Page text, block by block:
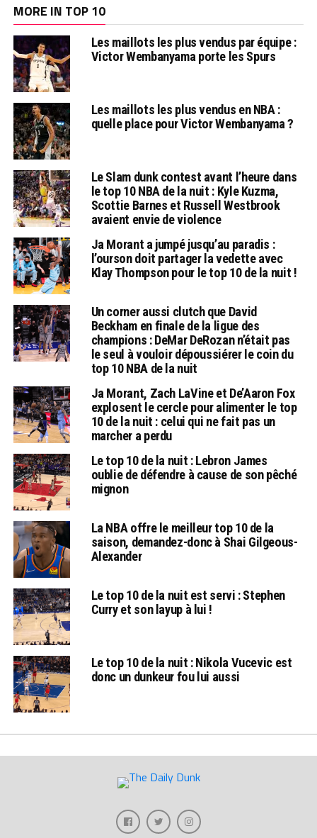
MORE IN TOP 10
Les maillots les plus vendus par équipe :
Victor Wembanyama porte les Spurs
Les maillots les plus vendus en NBA :
quelle place pour Victor Wembanyama ?
Le Slam dunk contest avant l’heure dans
le top 10 NBA de la nuit : Kyle Kuzma,
Scottie Barnes et Russell Westbrook
avaient envie de violence
Ja Morant a jumpé jusqu’au paradis :
l’ourson doit partager la vedette avec
Klay Thompson pour le top 10 de la nuit !
Un corner aussi clutch que David
Beckham en finale de la ligue des
champions : DeMar DeRozan n’était pas
le seul à vouloir dépoussiérer le coin du
top 10 NBA de la nuit
Ja Morant, Zach LaVine et De’Aaron Fox
explosent le cercle pour alimenter le top
10 de la nuit : celui qui ne fait pas un
marcher a perdu
Le top 10 de la nuit : Lebron James
oublie de défendre à cause de son pêché
mignon
La NBA offre le meilleur top 10 de la
saison, demandez-donc à Shai Gilgeous-
Alexander
Le top 10 de la nuit est servi : Stephen
Curry et son layup à lui !
Le top 10 de la nuit : Nikola Vucevic est
donc un dunkeur fou lui aussi